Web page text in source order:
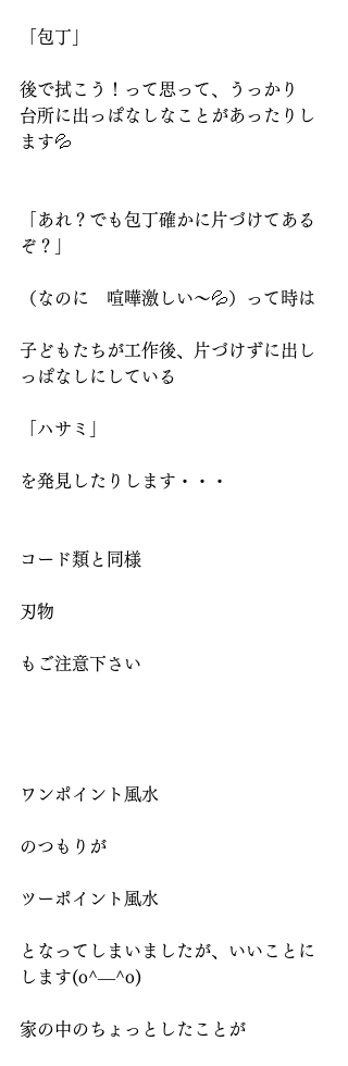
「包丁」
後で拭こう！って思って、うっかり
台所に出っぱなしなことがあったりし
ます💦
「あれ？でも包丁確かに片づけてある
ぞ？」
（なのに　喧嘩激しい～💦）って時は
子どもたちが工作後、片づけずに出し
っぱなしにしている
「ハサミ」
を発見したりします・・・
コード類と同様
刃物
もご注意下さい
ワンポイント風水
のつもりが
ツーポイント風水
となってしまいましたが、いいことに
します(o^―^o)
家の中のちょっとしたことが